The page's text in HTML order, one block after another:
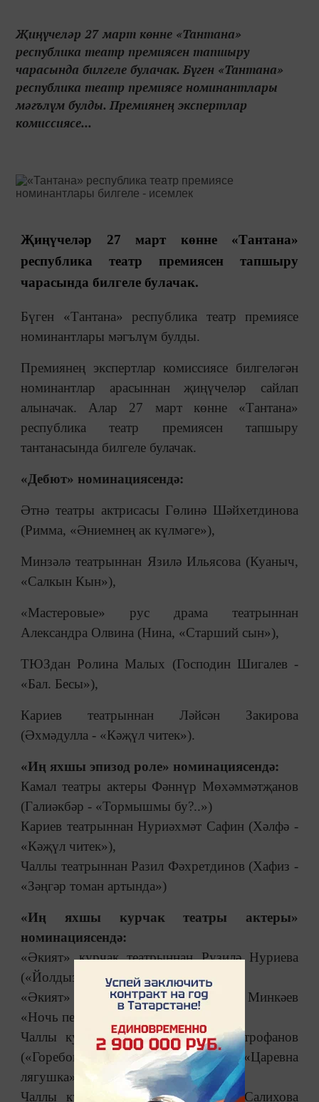
Җиңүчеләр 27 март көнне «Тантана»
республика театр премиясен тапшыру
чарасында билгеле булачак. Бүген «Тантана»
республика театр премиясе номинантлары
мәгълүм булды. Премиянең экспертлар
комиссиясе...
Җиңүчеләр 27 март көнне «Тантана»
республика театр премиясен тапшыру
чарасында билгеле булачак.
Бүген «Тантана» республика театр премиясе
номинантлары мәгълүм булды.
Премиянең экспертлар комиссиясе билгеләгән
номинантлар арасыннан җиңүчеләр сайлап
алыначак. Алар 27 март көнне «Тантана»
республика театр премиясен тапшыру
тантанасында билгеле булачак.
«Дебют» номинациясендә:
Әтнә театры актрисасы Гөлинә Шәйхетдинова
(Римма, «Әниемнең ак күлмәге»),
Минзәлә театрыннан Язилә Ильясова (Куаныч,
«Салкын Кын»),
«Мастеровые» рус драма театрыннан
Александра Олвина (Нина, «Старший сын»),
ТЮЗдан Ролина Малых (Господин Шигалев -
«Бал. Бесы»),
Кариев театрыннан Ләйсән Закирова
(Әхмәдулла - «Кәҗүл читек»).
«Иң яхшы эпизод роле» номинациясендә:
Камал театры актеры Фәннүр Мөхәммәтҗанов
(Галиәкбәр - «Тормышмы бу?..»)
Кариев театрыннан Нуриәхмәт Сафин (Хәлфә -
«Кәҗүл читек»),
Чаллы театрыннан Разил Фәхретдинов (Хафиз -
«Зәңгәр томан артында»)
«Иң яхшы курчак театры актеры»
номинациясендә:
«Әкият» курчак театрыннан Рузилә Нуриева
(«Йолдыз тапкан кыз»),
«Әкият» курчак театрыннан Илсур Минкәев
«Ночь перед Рождеством»),
Чаллы курчак театрыннан Егор Митрофанов
(«Горебогатырь Косометович», «Царевна
лягушка»),
Чаллы курчак театрыннан Татьяна Салихова